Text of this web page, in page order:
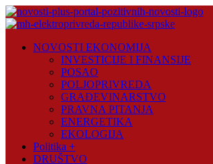
Skip
to
Plus
NOVOSTI EKONOMIJA
INVESTICIJE I FINANSIJE
POSAO
POLJOPRIVREDA
GRAĐEVINARSTVO
PRAVNA PITANJA
ENERGETIKA
EKOLOGIJA
Politika +
DRUŠTVO